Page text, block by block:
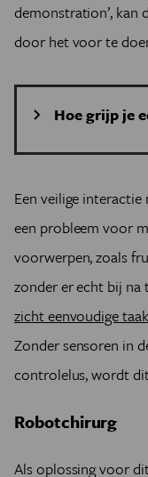
demonstration’, kan
door het voor te
Hoe grijp je
Stel dat we een
vasthouden.
beweging
behouden. Een
vormt dan
zijn vingers
Dit probleem
de positie van
kracht waarmee
vooropgestelde
Wie al eens een
vorm van de
Een veilige
een probleem voor
voorwerpen, zoals
zonder er echt bij na
zicht eenvoudige
Zonder sensoren in
controlelus, wordt
Robotchirurg
Als oplossing voor